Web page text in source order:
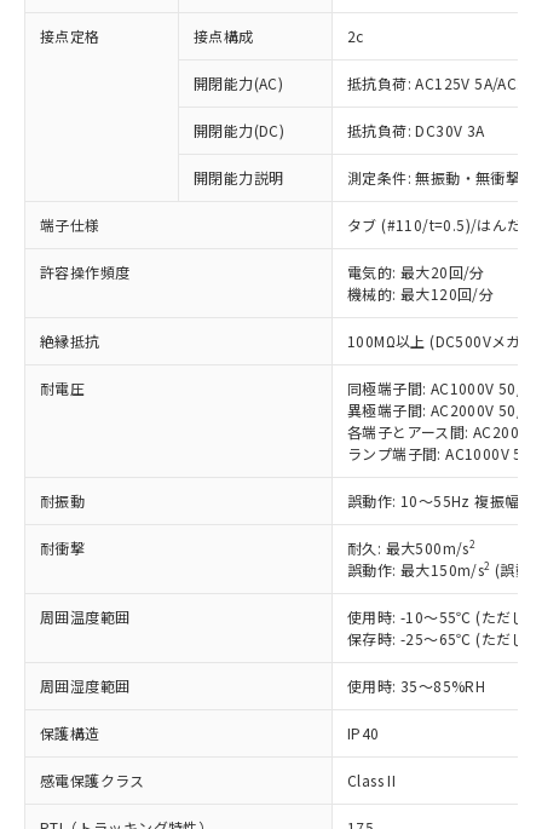
接点定格 接点構成 2c
開閉能力(AC) 抵抗負荷: AC125V 5A/
開閉能力(DC) 抵抗負荷: DC30V 3A
開閉能力説明 測定条件: 無振動・無衝撃
端子仕様 タブ (#110/t=0.5)/はんだづ
許容操作頻度
電気的: 最大20回/分
機械的: 最大120回/分
絶縁抵抗 100MΩ以上 (DC500Vメガ)
耐電圧
同極端子間: AC1000V 50/
異極端子間: AC2000V 50/
各端子とアース間:
ランプ端子間: AC1000V
耐振動 誤動作: 10～55Hz 複振幅
耐衝撃 耐久: 最大500m/s2
誤動作: 最大150m/s2 (誤動
周囲温度範囲
使用時: -10～55℃ (ただし
保存時: -25～65℃ (ただし
周囲湿度範囲 使用時: 35～85%RH
保護構造 IP40
感電保護クラス Class II
以下の条件をお読みいただき、同意のうえ
本サービスは、当社制御機器事業取扱
商品の当社在庫状況および標準価格
(税抜)を提供させていただくもので
当社制御機器事業取扱商品の中には、
本サービスの対象外となる商品もある
在庫状況および標準価格照会結果は、
記載している更新日時点での社内デー
タに基づき作成されるものであり、閲
覧された時点での実際の在庫および標
準価格とは異なる場合があることをご
※1 対応状況
対応済み：EU RoHS指令（10物質）の
非含有に対応した製品が提供可能な商品で
す。
対応予定：EU RoHS指令（10物質）の非含
有に対応した製品に切り替える予定のある
対応予定なし：EU RoHS指令（10物質）の
非含有に非対応の商品で、対応品を出す予
調査・確認中：EU RoHS指令（10物質）の
非含有の対応状況を調査中または確認中の
害物質有無と関係のない商品です。
仕入先様の事情により、非含有部品として
いたものが、含有品と判明した場合などや
むを得ず変更することがあります。
*EU RoHS指令（10物質）：
鉛(Pb) 1000ppm以下、 水銀(Hg) 1000ppm以下、 カド
ミウム(Cd) 100ppm以下、
六価クロム(Cr(Ⅵ)) 1000ppm以下、ポリ臭化ビフェニル
類(PBB) 1000ppm以下、ポリ臭化ジフェニルエーテル類
「○」：最大均質材料含有率が中国RoHSの
基準値以下であることを示します。
「×」：最大均質材料含有率が中国RoHSの
基準値を超えていることを示します。
「－」：未確認です。当社販売部門へお問
*中国RoHS10物質の基準値 (GB/T26572)：
Pb(鉛) :1000ppm、 Hg(水銀) : 1000ppm、 Cd(カドミウ
当社は、これら貴社製品のうち、外国
為替および外国貿易法に定める商品
（以下｢規制貨物等」という）を輸出
または国外への提供する場合は、日本
国政府の輸出許可(または役務取引許
可)を取得するなどの必要な手続きを
とります。
号